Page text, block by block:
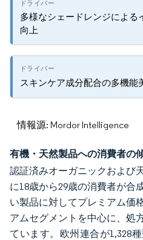
多様なシェードレンジによる
向上
スキンケア成分配合の多機能
情報源: Mordor Intelligence
有機・天然製品への消費者の
認証済みオーガニックおよび
に18歳から29歳の消費者が合
い製品に対してプレミアム価
アムセグメントを中心に、処
ています。欧州連合が1,328